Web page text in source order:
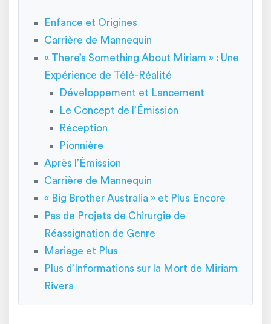
Enfance et Origines
Carrière de Mannequin
« There’s Something About Miriam » : Une
Expérience de Télé-Réalité
Développement et Lancement
Le Concept de l’Émission
Réception
Pionnière
Après l’Émission
Carrière de Mannequin
« Big Brother Australia » et Plus Encore
Pas de Projets de Chirurgie de
Réassignation de Genre
Mariage et Plus
Plus d’Informations sur la Mort de Miriam
Rivera